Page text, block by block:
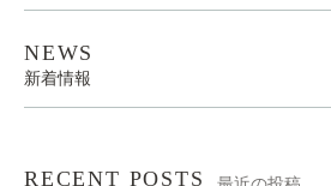
NEWS
新着情報
RECENT POSTS